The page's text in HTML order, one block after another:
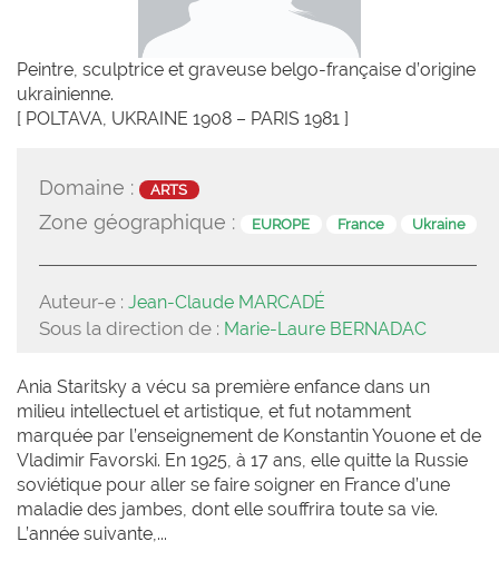
Peintre, sculptrice et graveuse belgo-française d’origine
ukrainienne.
[ POLTAVA, UKRAINE 1908 – PARIS 1981 ]
Domaine : ARTS
Zone géographique : EUROPE France Ukraine
Auteur-e : Jean-Claude MARCADÉ
Sous la direction de : Marie-Laure BERNADAC
Ania Staritsky a vécu sa première enfance dans un
milieu intellectuel et artistique, et fut notamment
marquée par l’enseignement de Konstantin Youone et de
Vladimir Favorski. En 1925, à 17 ans, elle quitte la Russie
soviétique pour aller se faire soigner en France d’une
maladie des jambes, dont elle souffrira toute sa vie.
L’année suivante,...